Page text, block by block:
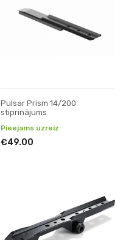
Pulsar Prism 14/200
stiprinājums
Pieejams uzreiz
€49.00